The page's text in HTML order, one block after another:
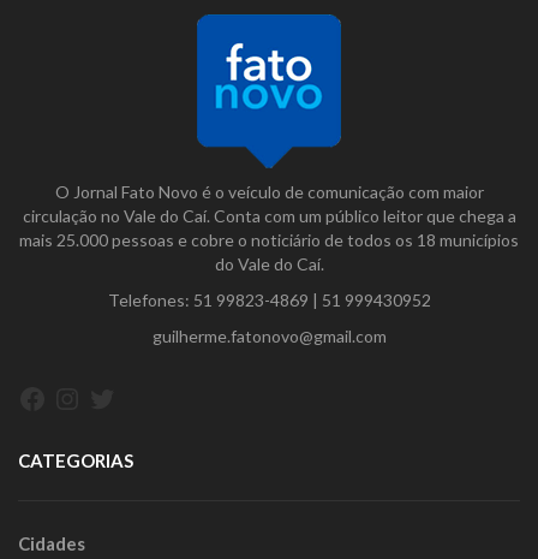
O Jornal Fato Novo é o veículo de comunicação com maior
circulação no Vale do Caí. Conta com um público leitor que chega a
mais 25.000 pessoas e cobre o noticiário de todos os 18 municípios
do Vale do Caí.
Telefones: 51 99823-4869 | 51 999430952
guilherme.fatonovo@gmail.com
CATEGORIAS
Cidades